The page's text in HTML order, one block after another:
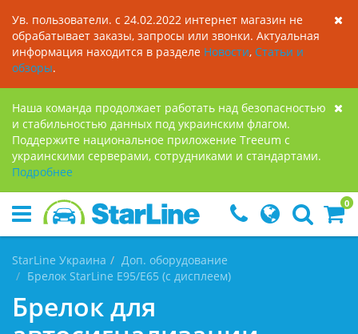
Ув. пользователи. с 24.02.2022 интернет магазин не
обрабатывает заказы, запросы или звонки. Актуальная
информация находится в разделе Новости, Статьи и
обзоры.
Наша команда продолжает работать над безопасностью
и стабильностью данных под украинским флагом.
Поддержите национальное приложение Treeum с
украинскими серверами, сотрудниками и стандартами.
Подробнее
0
StarLine Украина
Доп. оборудование
Брелок StarLine E95/E65 (с дисплеем)
Брелок для